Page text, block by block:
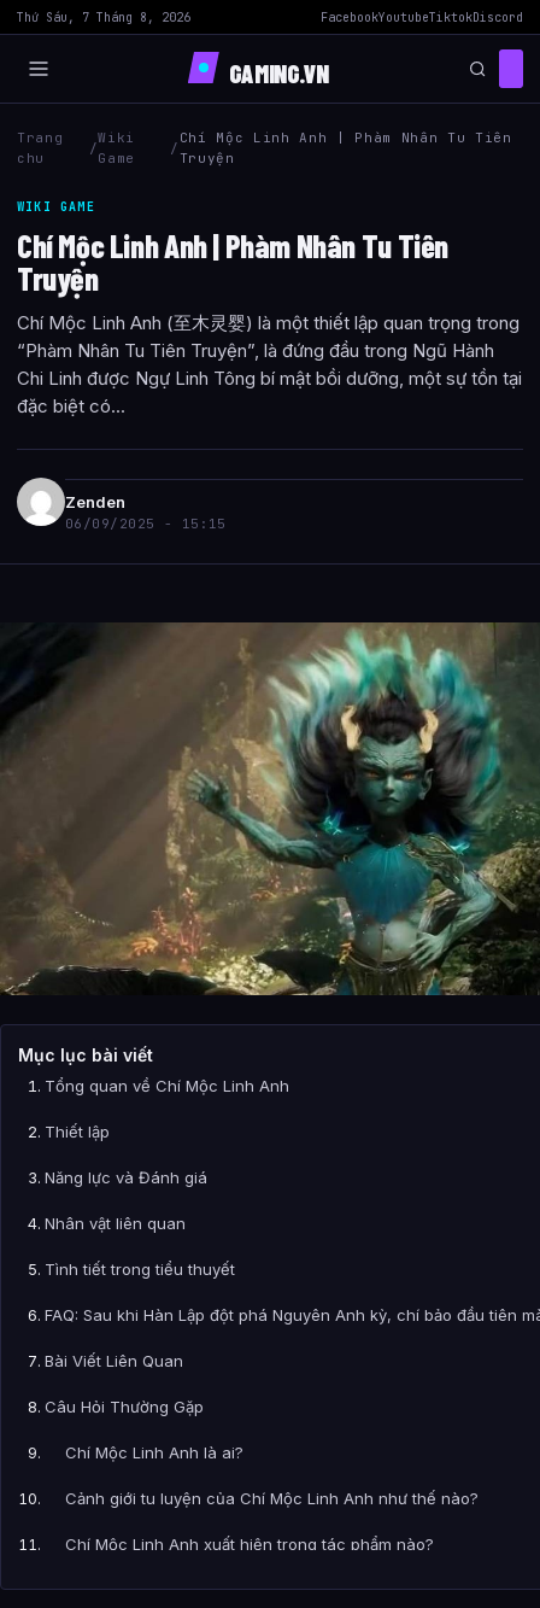
Thứ Sáu, 7 Tháng 8, 2026 FacebookYoutubeTiktokDiscord
GAMING.VN
Trang
chu
/
Wiki
Game
/
Chí Mộc Linh Anh | Phàm Nhân Tu Tiên
Truyện
WIKI GAME
Chí Mộc Linh Anh | Phàm Nhân Tu Tiên
Truyện
Chí Mộc Linh Anh (至木灵婴) là một thiết lập quan trọng trong
“Phàm Nhân Tu Tiên Truyện”, là đứng đầu trong Ngũ Hành
Chi Linh được Ngự Linh Tông bí mật bồi dưỡng, một sự tồn tại
đặc biệt có...
Zenden
06/09/2025 - 15:15
Mục lục bài viết
Tổng quan về Chí Mộc Linh Anh
Thiết lập
Năng lực và Đánh giá
Nhân vật liên quan
Tình tiết trong tiểu thuyết
FAQ: Sau khi Hàn Lập đột phá Nguyên Anh kỳ, chí bảo đầu tiên
Bài Viết Liên Quan
Câu Hỏi Thường Gặp
Chí Mộc Linh Anh là ai?
Cảnh giới tu luyện của Chí Mộc Linh Anh như thế nào?
Chí Mộc Linh Anh xuất hiện trong tác phẩm nào?
Thông tin về Chí Mộc Linh Anh được tổng hợp từ đâu?